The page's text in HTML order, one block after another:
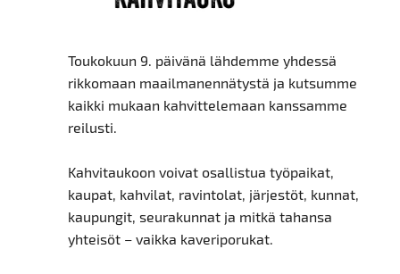
Toukokuun 9. päivänä lähdemme yhdessä
rikkomaan maailmanennätystä ja kutsumme
kaikki mukaan kahvittelemaan kanssamme
reilusti.
Kahvitaukoon voivat osallistua työpaikat,
kaupat, kahvilat, ravintolat, järjestöt, kunnat,
kaupungit, seurakunnat ja mitkä tahansa
yhteisöt – vaikka kaveriporukat.